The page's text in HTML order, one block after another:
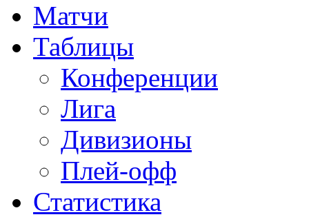
Матчи
Таблицы
Конференции
Лига
Дивизионы
Плей-офф
Статистика